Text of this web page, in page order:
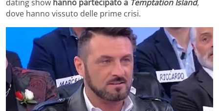
dating show hanno partecipato a Temptation Island,
dove hanno vissuto delle prime crisi.